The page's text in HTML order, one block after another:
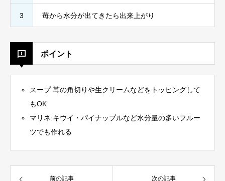
3 苺から水分が出てきたら出来上がり
ポイント
スープ:苺の角切りや生クリームなどをトッピングして
もOK
マリネ:キウイ・パイナップルなど水分量の多いフルー
ツでも作れる
前の記事 次の記事